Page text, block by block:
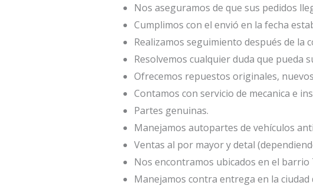
Nos aseguramos de que sus pedidos
Cumplimos con el envió en la fecha
Realizamos seguimiento después de la
Resolvemos cualquier duda que pueda
Ofrecemos repuestos originales,
Contamos con servicio de mecanica e
Partes genuinas.
Manejamos autopartes de vehículos
Ventas al por mayor y detal
Nos encontramos ubicados en el barrio
Manejamos contra entrega en la ciudad